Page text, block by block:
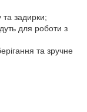
та задирки;
для роботи з
та зручне